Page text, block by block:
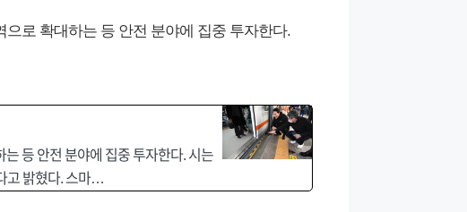
으로 확대하는 등 안전 분야에 집중 투자한다.
등 안전 분야에 집중 투자한다. 시는
고 밝혔다. 스마…